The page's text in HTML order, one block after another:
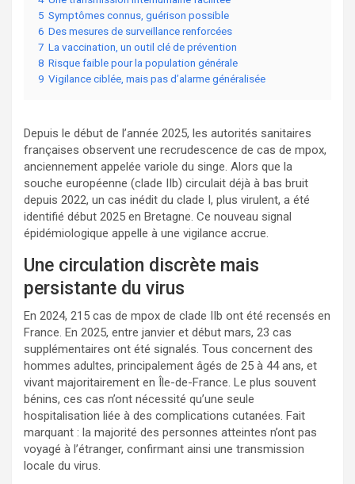
5 Symptômes connus, guérison possible
6 Des mesures de surveillance renforcées
7 La vaccination, un outil clé de prévention
8 Risque faible pour la population générale
9 Vigilance ciblée, mais pas d’alarme généralisée
Depuis le début de l’année 2025, les autorités sanitaires
françaises observent une recrudescence de cas de mpox,
anciennement appelée variole du singe. Alors que la
souche européenne (clade IIb) circulait déjà à bas bruit
depuis 2022, un cas inédit du clade I, plus virulent, a été
identifié début 2025 en Bretagne. Ce nouveau signal
épidémiologique appelle à une vigilance accrue.
Une circulation discrète mais
persistante du virus
En 2024, 215 cas de mpox de clade IIb ont été recensés en
France. En 2025, entre janvier et début mars, 23 cas
supplémentaires ont été signalés. Tous concernent des
hommes adultes, principalement âgés de 25 à 44 ans, et
vivant majoritairement en Île-de-France. Le plus souvent
bénins, ces cas n’ont nécessité qu’une seule
hospitalisation liée à des complications cutanées. Fait
marquant : la majorité des personnes atteintes n’ont pas
voyagé à l’étranger, confirmant ainsi une transmission
locale du virus.